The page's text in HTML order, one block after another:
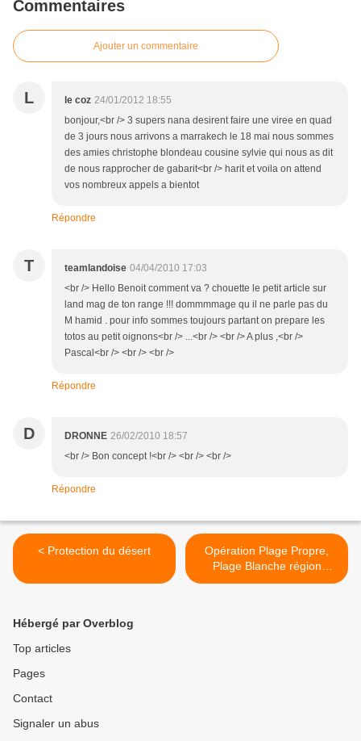
Commentaires
Ajouter un commentaire
L le coz 24/01/2012 18:55
bonjour,<br /> 3 supers nana desirent faire une viree en quad
de 3 jours nous arrivons a marrakech le 18 mai nous sommes
des amies christophe blondeau cousine sylvie qui nous as dit
de nous rapprocher de gabarit<br /> harit et voila on attend
vos nombreux appels a bientot
Répondre
T teamlandoise 04/04/2010 17:03
<br /> Hello Benoit comment va ? chouette le petit article sur
land mag de ton range !!! dommmmage qu il ne parle pas du
M hamid . pour info sommes toujours partant on prepare les
totos au petit oignons<br /> ...<br /> <br /> A plus ,<br />
Pascal<br /> <br /> <br />
Répondre
D DRONNE 26/02/2010 18:57
<br /> Bon concept !<br /> <br /> <br />
Répondre
< Protection du désert
Opération Plage Propre,
Plage Blanche région
Guelmim Maroc >
Hébergé par Overblog
Top articles
Pages
Contact
Signaler un abus